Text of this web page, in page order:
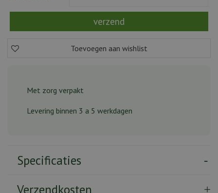
Met zorg verpakt
Levering binnen 3 a 5 werkdagen
Specificaties
Verzendkosten